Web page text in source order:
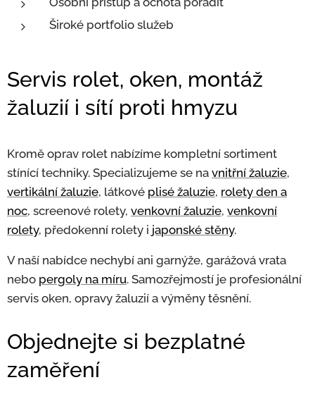
Široké portfolio služeb
Servis rolet, oken, montáž
žaluzií i sítí proti hmyzu
Kromě oprav rolet nabízíme kompletní sortiment
stínící techniky. Specializujeme se na vnitřní žaluzie,
vertikální žaluzie, látkové plisé žaluzie, rolety den a
noc, screenové rolety, venkovní žaluzie, venkovní
rolety, předokenní rolety i japonské stěny.
V naší nabídce nechybí ani garnýže, garážová vrata
nebo pergoly na míru. Samozřejmostí je profesionální
servis oken, opravy žaluzií a výměny těsnění.
Objednejte si bezplatné
zaměření